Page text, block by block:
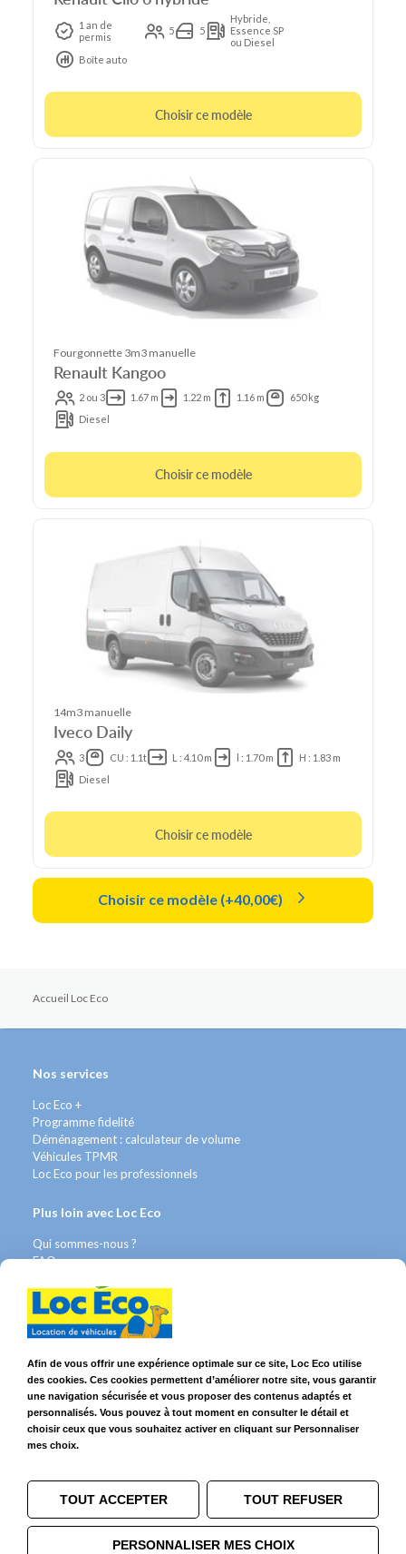
1 an de
permis
5 5
Hybride,
Essence SP
ou Diesel
Boîte auto
Choisir ce modèle
Fourgonnette 3m3 manuelle
Renault Kangoo
2 ou 3 1.67 m 1.22 m 1.16 m
650 kg
Diesel
Choisir ce modèle
14m3 manuelle
Iveco Daily
3 CU : 1.1t L : 4.10 m l : 1.70 m
H : 1.83 m
Diesel
Choisir ce modèle
Choisir ce modèle (+40,00€)
Accueil Loc Eco
Nos services
Loc Eco +
Programme fidelité
Déménagement : calculateur de volume
Véhicules TPMR
Loc Eco pour les professionnels
Plus loin avec Loc Eco
Qui sommes-nous ?
FAQ
Nous recrutons
Avis Clients
Franchises & Assurances
Conditions Générales
Données personnelles
Mentions Légales
Cookies
Suivez-nous sur
Afin de vous offrir une expérience optimale sur ce site, Loc Eco utilise
des cookies. Ces cookies permettent d’améliorer notre site, vous garantir
une navigation sécurisée et vous proposer des contenus adaptés et
personnalisés. Vous pouvez à tout moment en consulter le détail et
choisir ceux que vous souhaitez activer en cliquant sur Personnaliser
mes choix.
TOUT ACCEPTER TOUT REFUSER
PERSONNALISER MES CHOIX